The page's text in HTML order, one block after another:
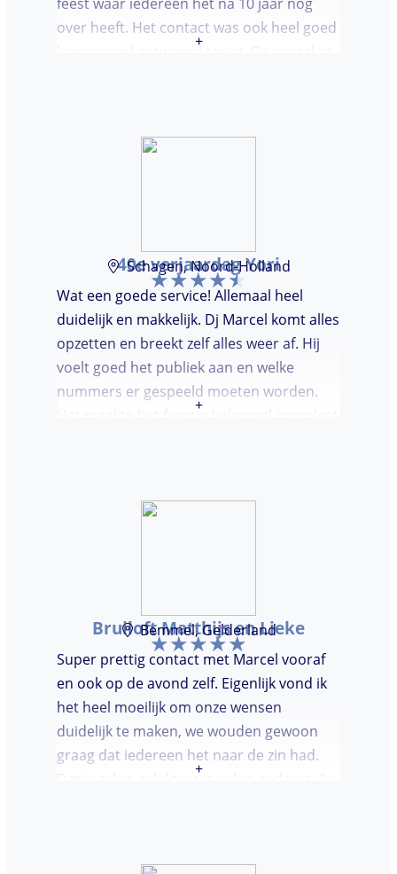
over heeft. Het contact was ook heel goed
kregen snel antwoord terug. Ga vooral zo
+
40e verjaardag Yori
Schagen, Noord-Holland
Wat een goede service! Allemaal heel
duidelijk en makkelijk. Dj Marcel komt alles
opzetten en breekt zelf alles weer af. Hij
voelt goed het publiek aan en welke
nummers er gespeeld moeten worden.
Het maakte het feestje helemaal compleet
+
Bruiloft Matthijs en Lieke
Bemmel, Gelderland
Super prettig contact met Marcel vooraf
en ook op de avond zelf. Eigenlijk vond ik
het heel moeilijk om onze wensen
duidelijk te maken, we wouden gewoon
graag dat iedereen het naar de zin had.
Dat is zeker gelukt, er is volop gedanst. Ik
+